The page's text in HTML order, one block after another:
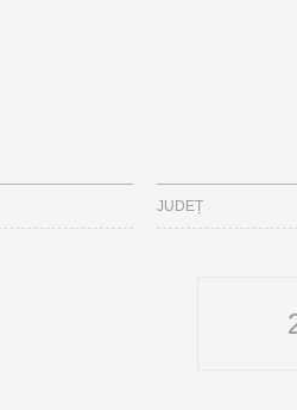
JUDEȚ